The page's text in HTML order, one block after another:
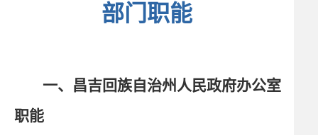
部门职能
一、昌吉回族自治州人民政府办公室
职能